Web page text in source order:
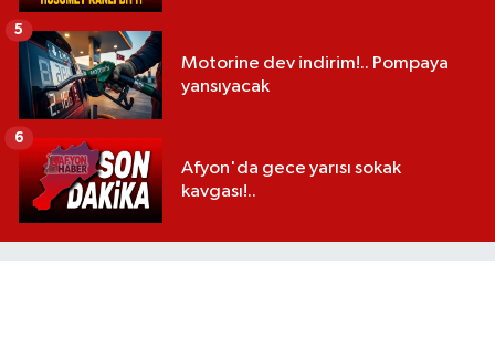
Motorine dev indirim!.. Pompaya
yansıyacak
5
Afyon'da gece yarısı sokak
kavgası!..
6